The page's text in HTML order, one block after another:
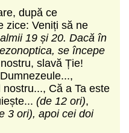
după ce
zice: Veniți să ne
19 și 20. Dacă în
se începe
slavă Ție!
Că a Ta este
(de 12 ori),
3 ori), apoi cei doi